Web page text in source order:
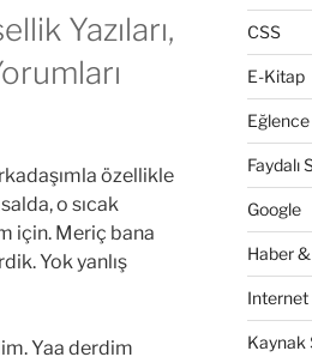
Yazıları,
özellikle
o sıcak
için. Meriç bana
Yok yanlış
Yaa derdim
CSS
E-Kitap
Eğlence
Faydalı
Google
Haber
Internet
Kaynak